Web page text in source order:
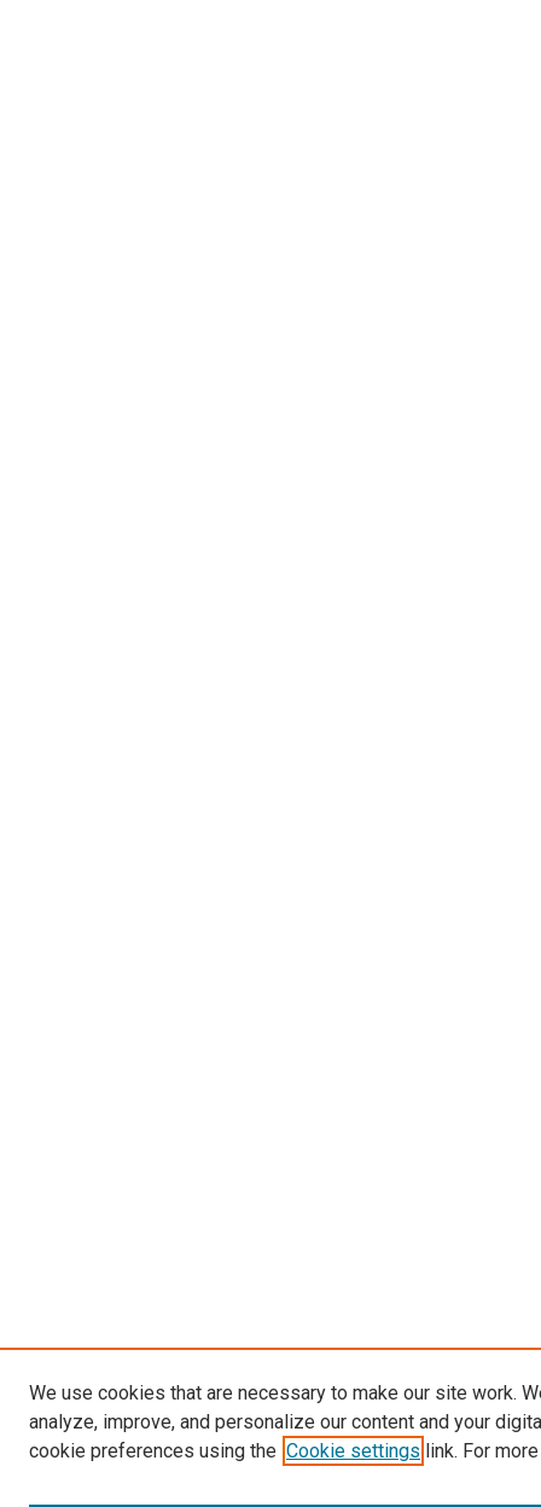
We use cookies that are necessary to make our site work.
analyze, improve, and personalize our content and your
cookie preferences using the Cookie settings link. For